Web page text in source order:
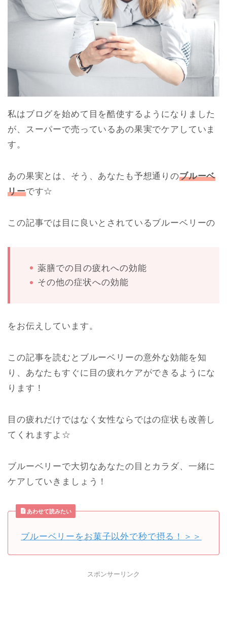
私はブログを始めて目を酷使するようになりました
が、スーパーで売っているあの果実でケアしていま
す。
あの果実とは、そう、あなたも予想通りのブルーベ
リーです☆
この記事では目に良いとされているブルーベリーの
薬膳での目の疲れへの効能
その他の症状への効能
をお伝えしています。
この記事を読むとブルーベリーの意外な効能を知
り、あなたもすぐに目の疲れケアができるようにな
ります！
目の疲れだけではなく女性ならではの症状も改善し
てくれますよ☆
ブルーベリーで大切なあなたの目とカラダ、一緒に
ケアしていきましょう！
あわせて読みたい
ブルーベリーをお菓子以外で秒で摂る！＞＞
スポンサーリンク